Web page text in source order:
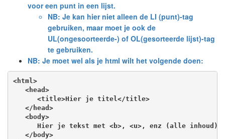
voor een punt in een lijst.
NB: Je kan hier niet alleen de LI (punt)-tag
gebruiken, maar moet je ook de
UL(ongesoorteerde-) of OL(gesorteerde lijst)-tag
te gebruiken.
NB: Je moet wel als je html wilt het volgende doen:
<html>
   <head>
      <title>Hier je titel</title>
   </head>
   <body>
      Hier je tekst met <b>, <u>, enz (alle inhoud)
   </body>